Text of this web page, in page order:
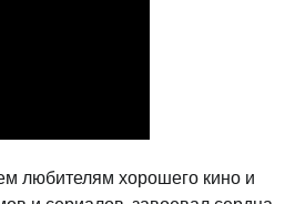
любителям хорошего кино и